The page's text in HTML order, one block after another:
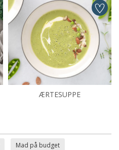
ÆRTESUPPE
Mad på budget